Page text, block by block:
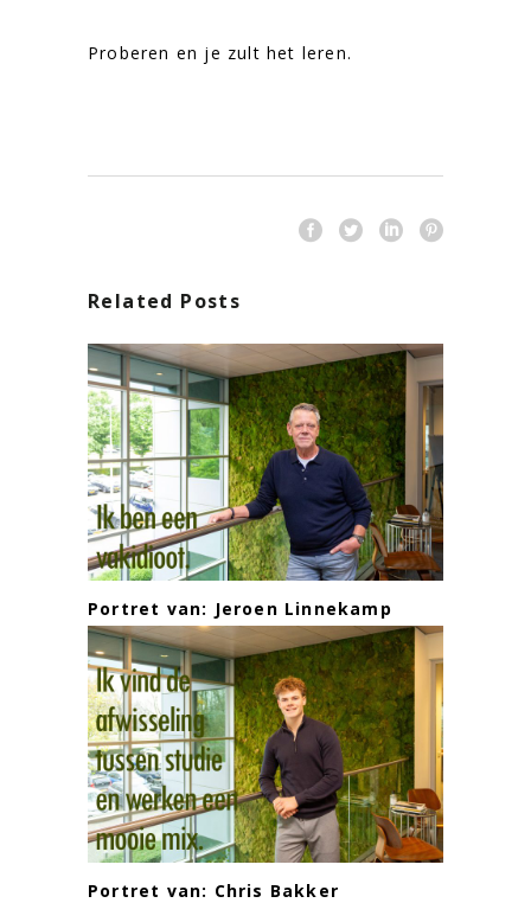
Proberen en je zult het leren.
Related Posts
Portret van: Jeroen Linnekamp
Portret van: Chris Bakker